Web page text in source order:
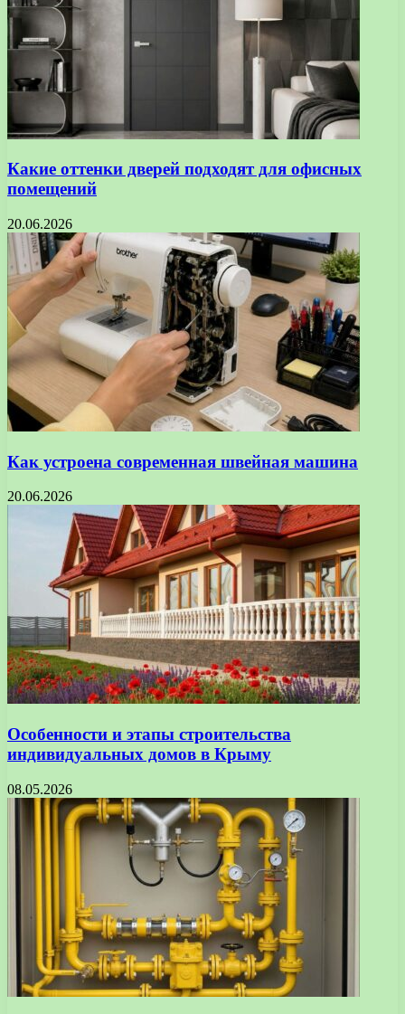
Какие оттенки дверей подходят для офисных
помещений
20.06.2026
Как устроена современная швейная машина
20.06.2026
Особенности и этапы строительства
индивидуальных домов в Крыму
08.05.2026